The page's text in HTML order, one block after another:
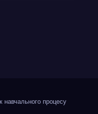
навчального процесу